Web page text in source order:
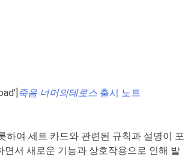
죽음 너머의테로스 출시 노트
하여 세트 카드와 관련된 규칙과 설명이 포
서 새로운 기능과 상호작용으로 인해 발